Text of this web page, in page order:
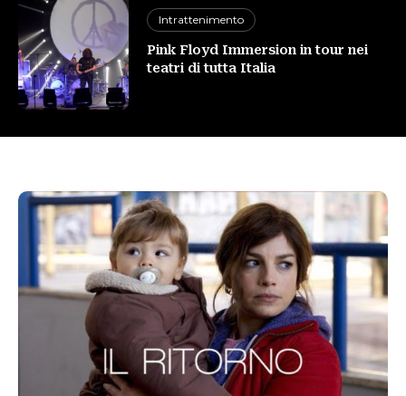
Intrattenimento
Pink Floyd Immersion in tour nei
teatri di tutta Italia